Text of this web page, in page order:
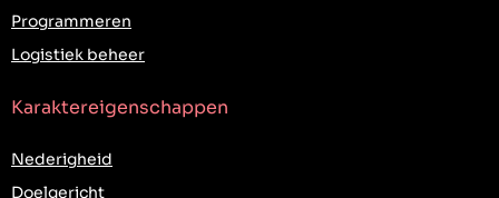
Programmeren
Logistiek beheer
Karaktereigenschappen
Nederigheid
Doelgericht